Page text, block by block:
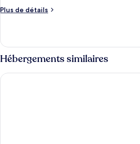
chambre :
Premium
Plus de détails
Plus
le
type
de
Chambre
Hébergements similaires
HOTEL ÉVORA By Rede Sagres